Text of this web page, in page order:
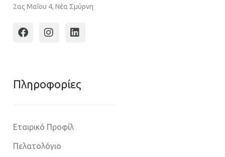
2ας Μαΐου 4, Νέα Σμύρνη
Πληροφoρίες
Εταιρικό Προφίλ
Πελατολόγιο